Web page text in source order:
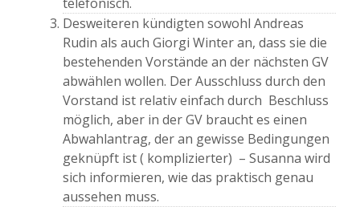
Desweiteren kündigten sowohl Andreas
Rudin als auch Giorgi Winter an, dass sie die
bestehenden Vorstände an der nächsten GV
abwählen wollen. Der Ausschluss durch den
Vorstand ist relativ einfach durch Beschluss
möglich, aber in der GV braucht es einen
Abwahlantrag, der an gewisse Bedingungen
geknüpft ist ( komplizierter) – Susanna wird
sich informieren, wie das praktisch genau
aussehen muss.